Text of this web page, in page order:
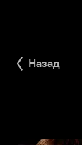
Назад